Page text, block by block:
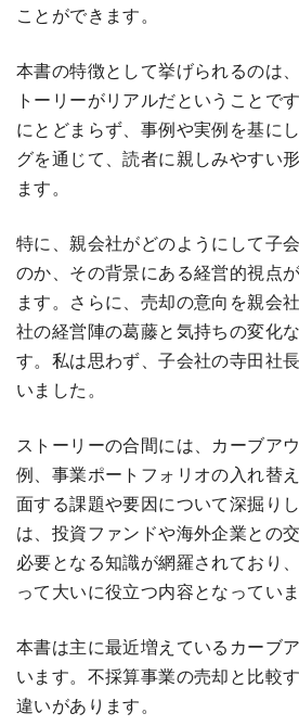
ことができます。
本書の特徴として挙げられるのは
トーリーがリアルだということで
にとどまらず、事例や実例を基に
グを通じて、読者に親しみやすい
ます。
特に、親会社がどのようにして子
のか、その背景にある経営的視点
ます。さらに、売却の意向を親会
社の経営陣の葛藤と気持ちの変化
す。私は思わず、子会社の寺田社
いました。
ストーリーの合間には、カーブア
例、事業ポートフォリオの入れ替
面する課題や要因について深掘り
は、投資ファンドや海外企業との
必要となる知識が網羅されており
って大いに役立つ内容となっていま
本書は主に最近増えているカーブ
います。不採算事業の売却と比較
違いがあります。